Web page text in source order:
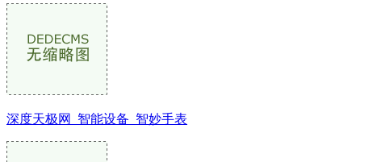
深度天极网_智能设备_智妙手表